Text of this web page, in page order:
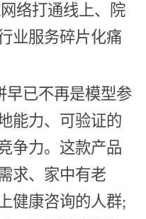
络打通线上、院
业服务碎片化痛
早已不再是模型参
能力、可验证的
争力。这款产品
求、家中有老
健康咨询的人群;